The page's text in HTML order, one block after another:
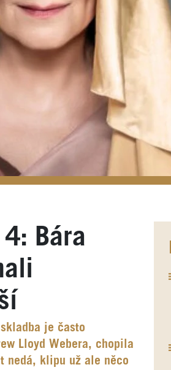
4: Bára
je často
Lloyd Webera, chopila
nedá, klipu už ale něco